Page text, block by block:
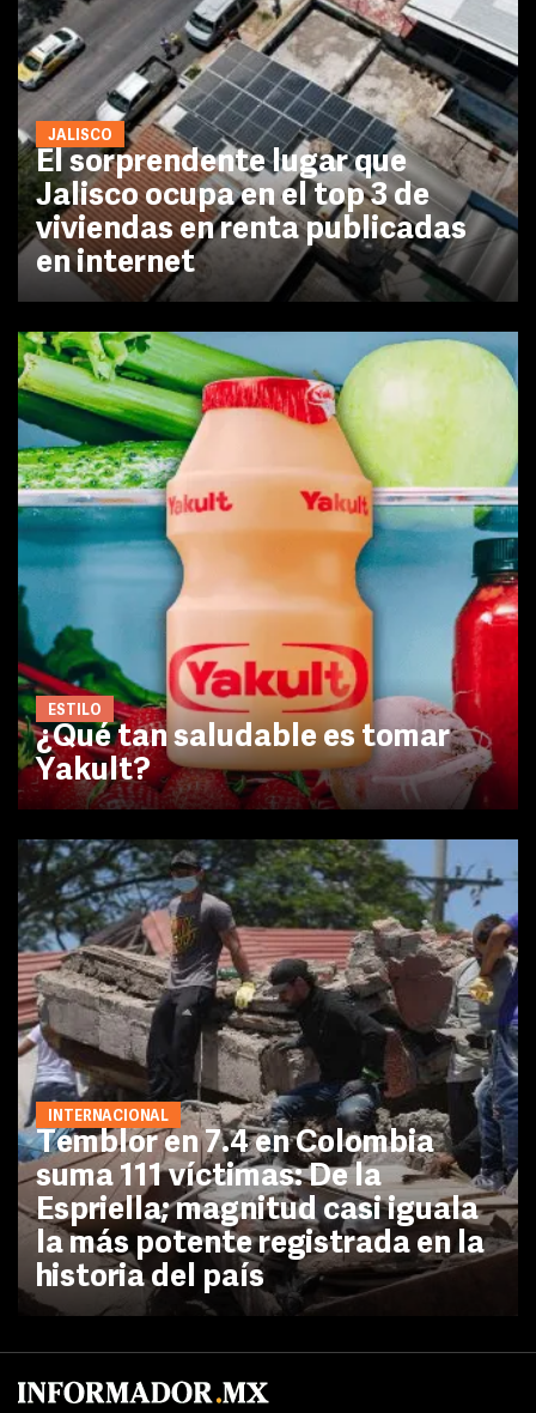
JALISCO
El sorprendente lugar que
Jalisco ocupa en el top 3 de
viviendas en renta publicadas
en internet
ESTILO
¿Qué tan saludable es tomar
Yakult?
INTERNACIONAL
Temblor en 7.4 en Colombia
suma 111 víctimas: De la
Espriella; magnitud casi iguala
la más potente registrada en la
historia del país